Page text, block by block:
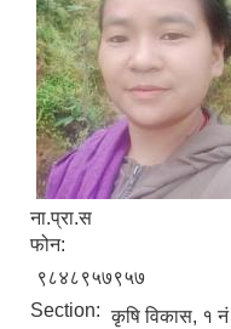
ना.प्रा.स
फोन:
९८४८९५७९५७
Section: कृषि विकास, १ नं